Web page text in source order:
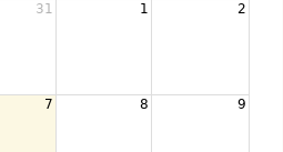
31 1 2
7 8 9